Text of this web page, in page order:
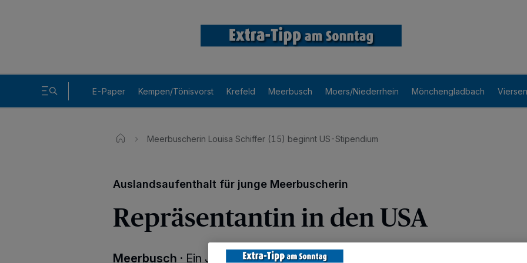
E-Paper Kempen/Tönisvorst Krefeld Meerbusch Moers/Niederrhein Mönchengladbach Viersen
Meerbuscherin Louisa Schiffer (15) beginnt US-Stipendium
Auslandsaufenthalt für junge Meerbuscherin
Repräsentantin in den USA
Meerbusch · Ein Jahr weg von zuhause, raus aus dem gewohnten